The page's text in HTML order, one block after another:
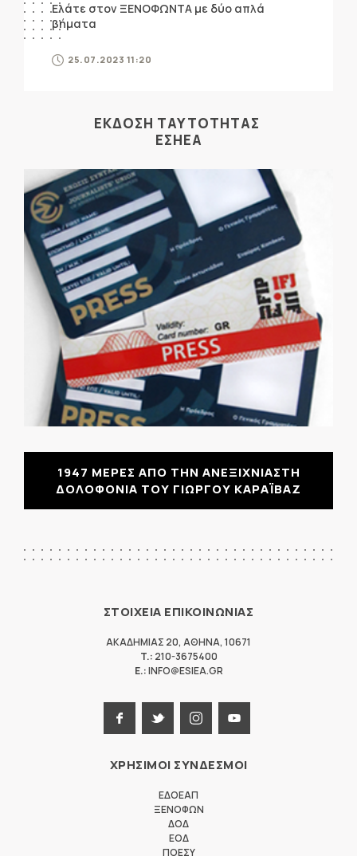
Ελάτε στον ΞΕΝΟΦΩΝΤΑ με δύο απλά
βήματα
25.07.2023 11:20
ΕΚΔΟΣΗ ΤΑΥΤΟΤΗΤΑΣ
ΕΣΗΕΑ
1947 ΜΕΡΕΣ ΑΠΟ ΤΗΝ ΑΝΕΞΙΧΝΙΑΣΤΗ
ΔΟΛΟΦΟΝΙΑ ΤΟΥ ΓΙΩΡΓΟΥ ΚΑΡΑΪΒΑΖ
ΣΤΟΙΧΕΙΑ ΕΠΙΚΟΙΝΩΝΙΑΣ
ΑΚΑΔΗΜΙΑΣ 20, ΑΘΗΝΑ, 10671
T.: 210-3675400
E.:INFO@ESIEA.GR
ΧΡΗΣΙΜΟΙ ΣΥΝΔΕΣΜΟΙ
ΕΔΟΕΑΠ
ΞΕΝΟΦΩΝ
ΔΟΔ
ΕΟΔ
ΠΟΕΣΥ